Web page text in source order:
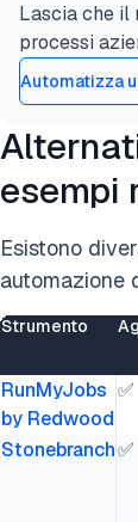
Lascia che il
processi
Automatizza
esempi
Esistono
automazione
Strumento
RunMyJobs
by Redwood
✅
Stonebranch✅